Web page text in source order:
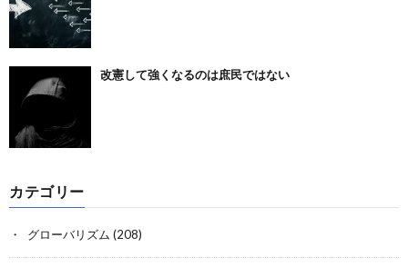
改憲して強くなるのは庶民ではない
カテゴリー
グローバリズム (208)